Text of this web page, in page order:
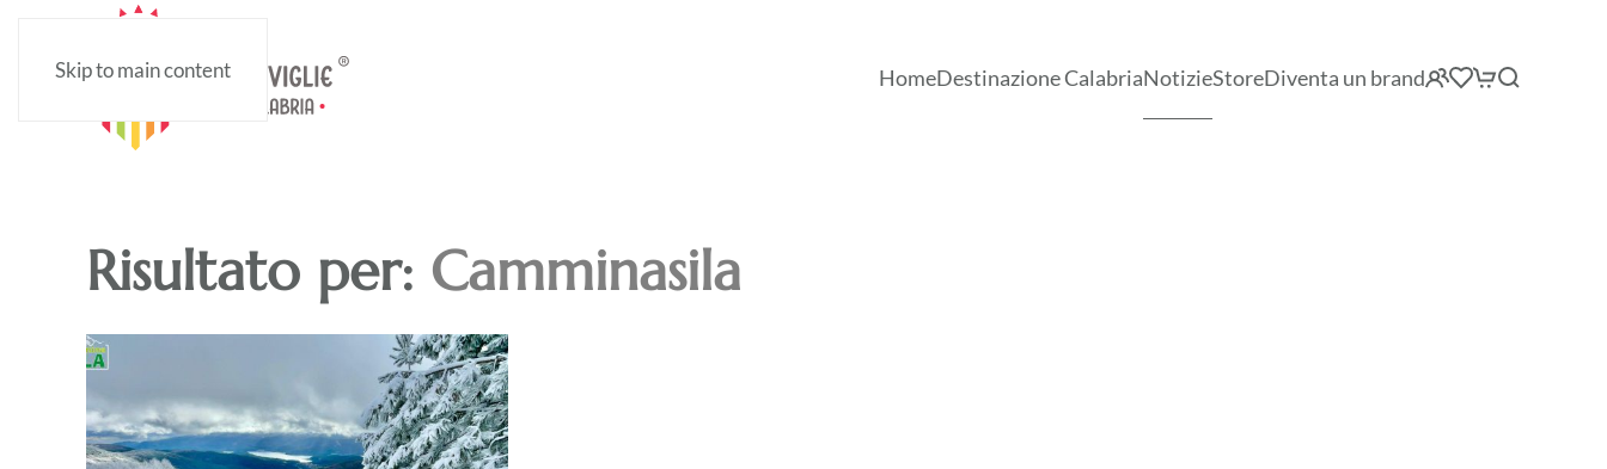
Skip to main content HomeDestinazione CalabriaNotizieStoreDiventa un brand
Risultato per: Camminasila